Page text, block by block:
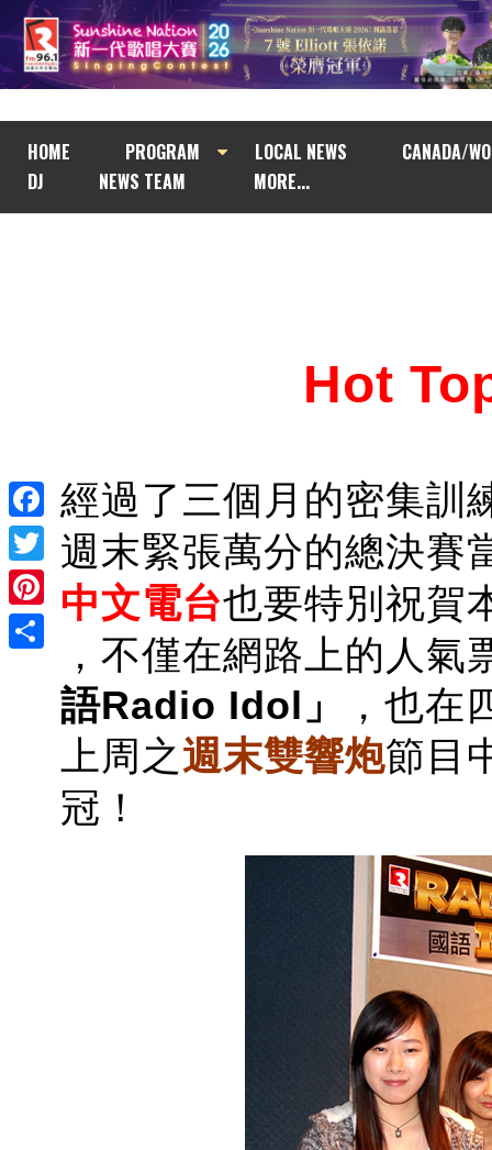
HOME PROGRAM LOCAL NEWS
CANADA/
DJ
NEWS TEAM MORE...
Facebook
Twitter
Pinterest
Hot
經過了三個月的密集訓
週末緊張萬分的總決賽
中文電台也要特別祝賀
，不僅在網路上的人氣
語Radio Idol」
，也在
上周之週末雙響炮節目
冠！